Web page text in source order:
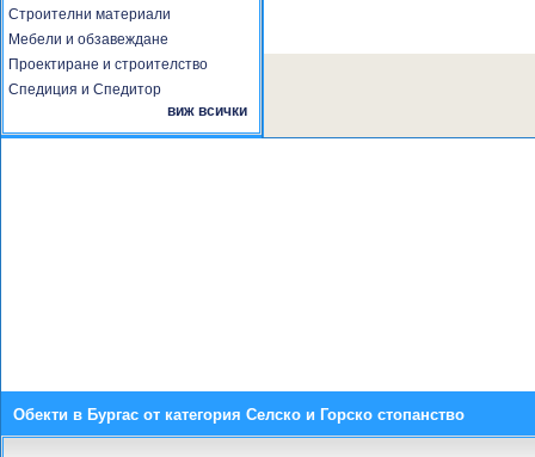
Строителни материали
Мебели и обзавеждане
Проектиране и строителство
Спедиция и Спедитор
виж всички
Обекти в Бургас от категория Селско и Горско стопанство